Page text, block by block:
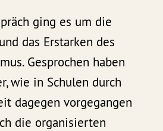
ging es um die
das Erstarken des
Gesprochen haben
wie in Schulen durch
dagegen vorgegangen
die organisierten